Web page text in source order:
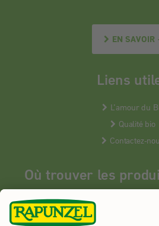
EN SAVOIR
Liens
L’amour du
Qualité bio
Contactez-
Où trouver les
Les produits Rapunzel sont vendus en